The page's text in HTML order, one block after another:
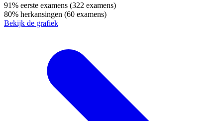
91% eerste examens (322 examens)
80% herkansingen (60 examens)
Bekijk de grafiek